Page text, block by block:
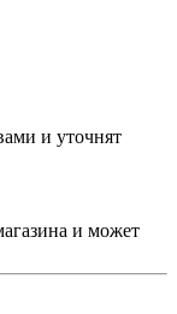
и уточнят
и может